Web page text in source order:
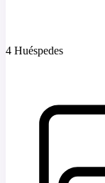
4 Huéspedes